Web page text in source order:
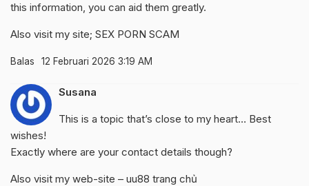
this information, you can aid them greatly.
Also visit my site; SEX PORN SCAM
Balas 12 Februari 2026 3:19 AM
Susana
This is a topic that’s close to my heart… Best
wishes!
Exactly where are your contact details though?
Also visit my web-site – uu88 trang chủ